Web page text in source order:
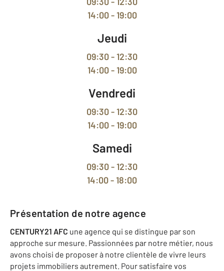
14:00 - 19:00
Jeudi
09:30 - 12:30
14:00 - 19:00
Vendredi
09:30 - 12:30
14:00 - 19:00
Samedi
09:30 - 12:30
14:00 - 18:00
Présentation de notre agence
CENTURY21 AFC une agence qui se distingue par son
approche sur mesure. Passionnées par notre métier, nous
avons choisi de proposer à notre clientèle de vivre leurs
projets immobiliers autrement. Pour satisfaire vos